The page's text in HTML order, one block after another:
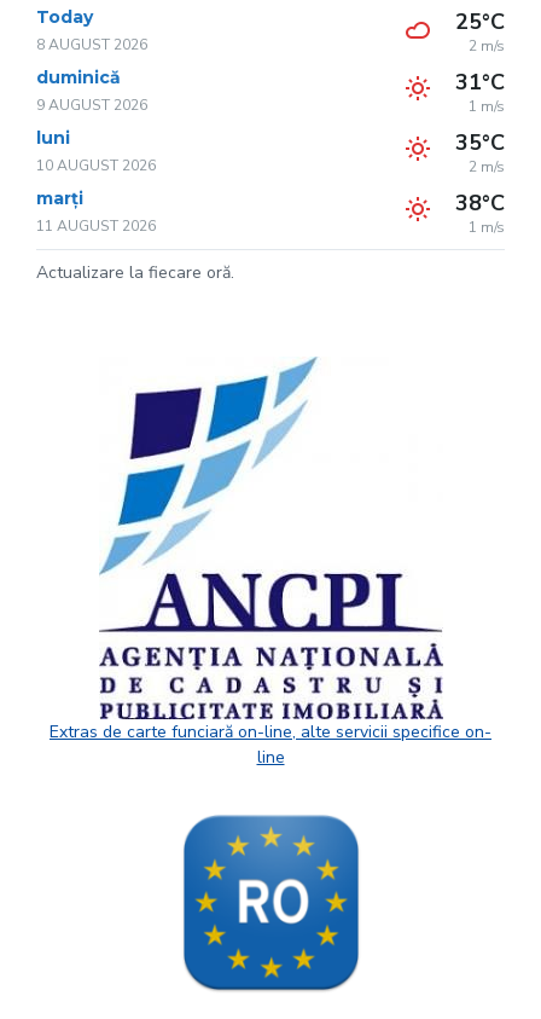
Today
8 AUGUST 2026
25°C
2 m/s
duminică
9 AUGUST 2026
31°C
1 m/s
luni
10 AUGUST 2026
35°C
2 m/s
marți
11 AUGUST 2026
38°C
1 m/s
Actualizare la fiecare oră.
Extras de carte funciară on-line, alte servicii specifice on-
line